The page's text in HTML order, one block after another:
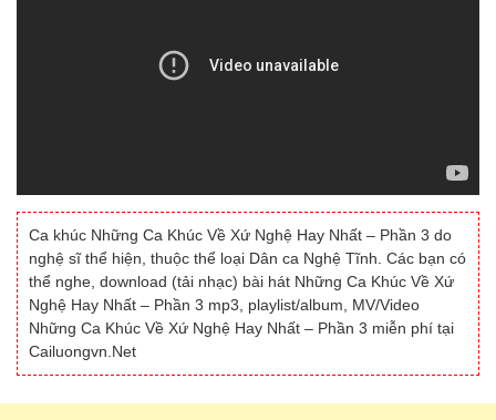
Ca khúc Những Ca Khúc Về Xứ Nghệ Hay Nhất – Phần 3 do
nghệ sĩ thể hiện, thuộc thể loại Dân ca Nghệ Tĩnh. Các bạn có
thể nghe, download (tải nhạc) bài hát Những Ca Khúc Về Xứ
Nghệ Hay Nhất – Phần 3 mp3, playlist/album, MV/Video
Những Ca Khúc Về Xứ Nghệ Hay Nhất – Phần 3 miễn phí tại
Cailuongvn.Net